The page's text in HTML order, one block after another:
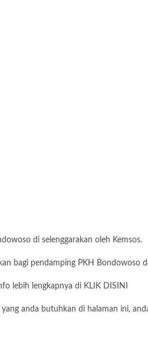
di selenggarakan oleh Kemsos.
bagi pendamping PKH Bondowoso
lebih lengkapnya di KLIK DISINI
anda butuhkan di halaman ini,